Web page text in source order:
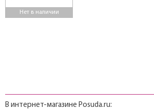
Нет в наличии
В интернет-магазине Posuda.ru: